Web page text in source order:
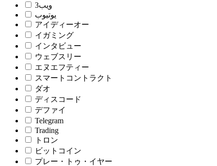
ويب3
يوتيوب
アイディーオー
イガミング
インタビュー
ウェブスリー
エヌエフティー
スマートコントラクト
ダオ
ディスコード
デファイ
Telegram
Trading
トロン
ビットコイン
プレー・トゥ・イヤー